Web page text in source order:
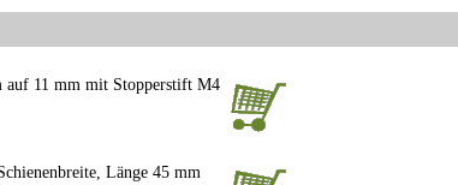
auf 11 mm mit Stopperstift M4
Länge 45 mm